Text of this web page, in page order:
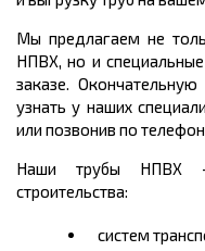
Мы предлагаем не
НПВХ, но и
заказе.
узнать у наших
или позвонив по
Наши трубы НПВХ
строительства:
систем